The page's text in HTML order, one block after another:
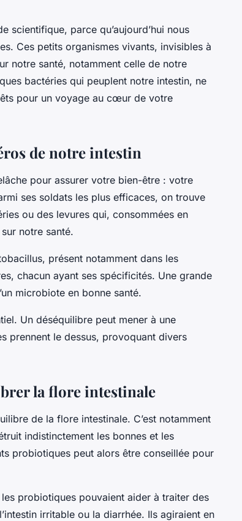
?
scientifique, parce qu’aujourd’hui nous
Ces petits organismes vivants, invisibles à
notre santé, notamment celle de notre
bactéries qui peuplent notre intestin, ne
pour un voyage au cœur de votre
de notre intestin
pour assurer votre bien-être : votre
ses soldats les plus efficaces, on trouve
ou des levures qui, consommées en
notre santé.
, présent notamment dans les
chacun ayant ses spécificités. Une grande
microbiote en bonne santé.
Un déséquilibre peut mener à une
prennent le dessus, provoquant divers
la flore intestinale
de la flore intestinale. C’est notamment
indistinctement les bonnes et les
probiotiques peut alors être conseillée pour
probiotiques pouvaient aider à traiter des
irritable ou la diarrhée. Ils agiraient en